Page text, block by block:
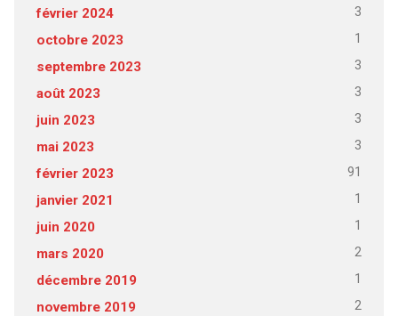
février 2024 3
octobre 2023 1
septembre 2023 3
août 2023 3
juin 2023 3
mai 2023 3
février 2023 91
janvier 2021 1
juin 2020 1
mars 2020 2
décembre 2019 1
novembre 2019 2